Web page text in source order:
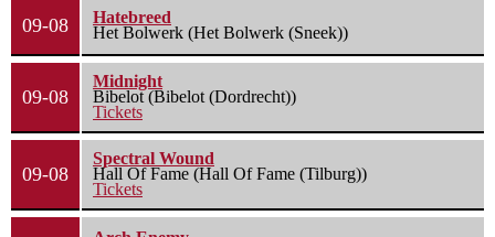
09-08
Hatebreed
Het Bolwerk (Het Bolwerk (Sneek))
09-08
Midnight
Bibelot (Bibelot (Dordrecht))
Tickets
09-08
Spectral Wound
Hall Of Fame (Hall Of Fame (Tilburg))
Tickets